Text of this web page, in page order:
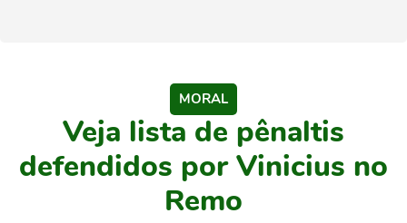
MORAL
Veja lista de pênaltis
defendidos por Vinicius no
Remo